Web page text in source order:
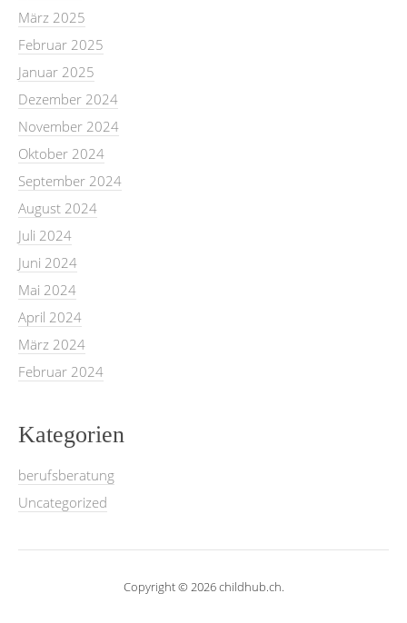
März 2025
Februar 2025
Januar 2025
Dezember 2024
November 2024
Oktober 2024
September 2024
August 2024
Juli 2024
Juni 2024
Mai 2024
April 2024
März 2024
Februar 2024
Kategorien
berufsberatung
Uncategorized
Copyright © 2026 childhub.ch.